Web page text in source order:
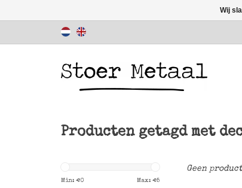
Producten getagd met
Min: €0 Max: €5
Geen
Wij